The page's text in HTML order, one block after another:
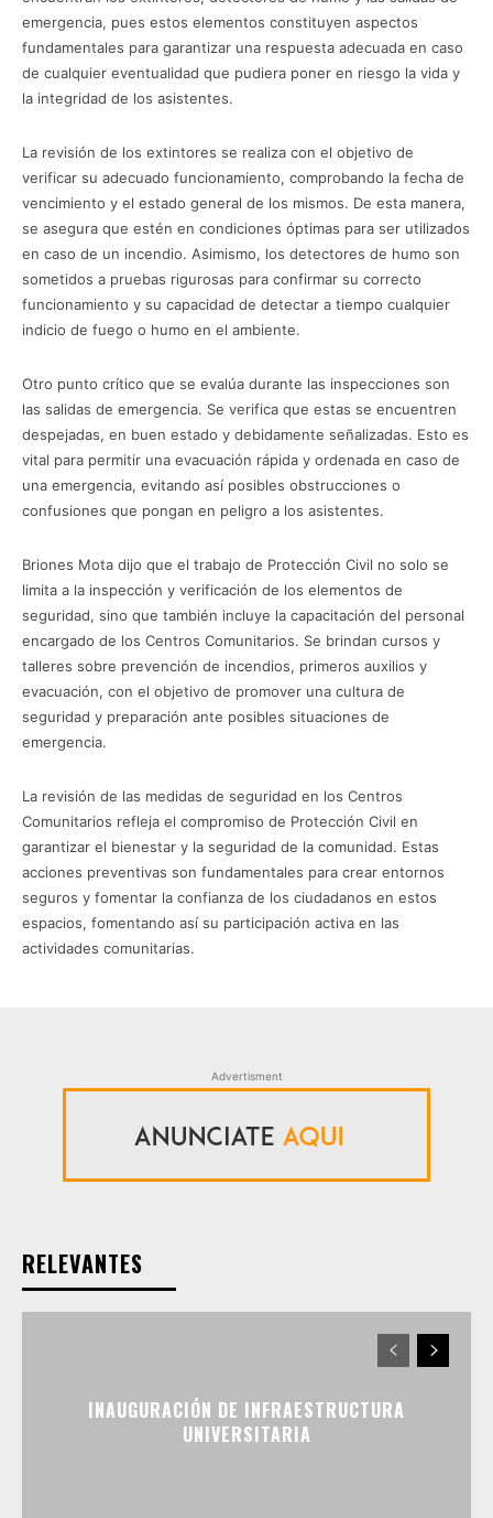
emergencia, pues estos elementos constituyen aspectos
fundamentales para garantizar una respuesta adecuada en caso
de cualquier eventualidad que pudiera poner en riesgo la vida y
la integridad de los asistentes.
La revisión de los extintores se realiza con el objetivo de
verificar su adecuado funcionamiento, comprobando la fecha de
vencimiento y el estado general de los mismos. De esta manera,
se asegura que estén en condiciones óptimas para ser utilizados
en caso de un incendio. Asimismo, los detectores de humo son
sometidos a pruebas rigurosas para confirmar su correcto
funcionamiento y su capacidad de detectar a tiempo cualquier
indicio de fuego o humo en el ambiente.
Otro punto crítico que se evalúa durante las inspecciones son
las salidas de emergencia. Se verifica que estas se encuentren
despejadas, en buen estado y debidamente señalizadas. Esto es
vital para permitir una evacuación rápida y ordenada en caso de
una emergencia, evitando así posibles obstrucciones o
confusiones que pongan en peligro a los asistentes.
Briones Mota dijo que el trabajo de Protección Civil no solo se
limita a la inspección y verificación de los elementos de
seguridad, sino que también incluye la capacitación del personal
encargado de los Centros Comunitarios. Se brindan cursos y
talleres sobre prevención de incendios, primeros auxilios y
evacuación, con el objetivo de promover una cultura de
seguridad y preparación ante posibles situaciones de
emergencia.
La revisión de las medidas de seguridad en los Centros
Comunitarios refleja el compromiso de Protección Civil en
garantizar el bienestar y la seguridad de la comunidad. Estas
acciones preventivas son fundamentales para crear entornos
seguros y fomentar la confianza de los ciudadanos en estos
espacios, fomentando así su participación activa en las
actividades comunitarias.
Advertisment
RELEVANTES
INAUGURACIÓN DE INFRAESTRUCTURA
UNIVERSITARIA